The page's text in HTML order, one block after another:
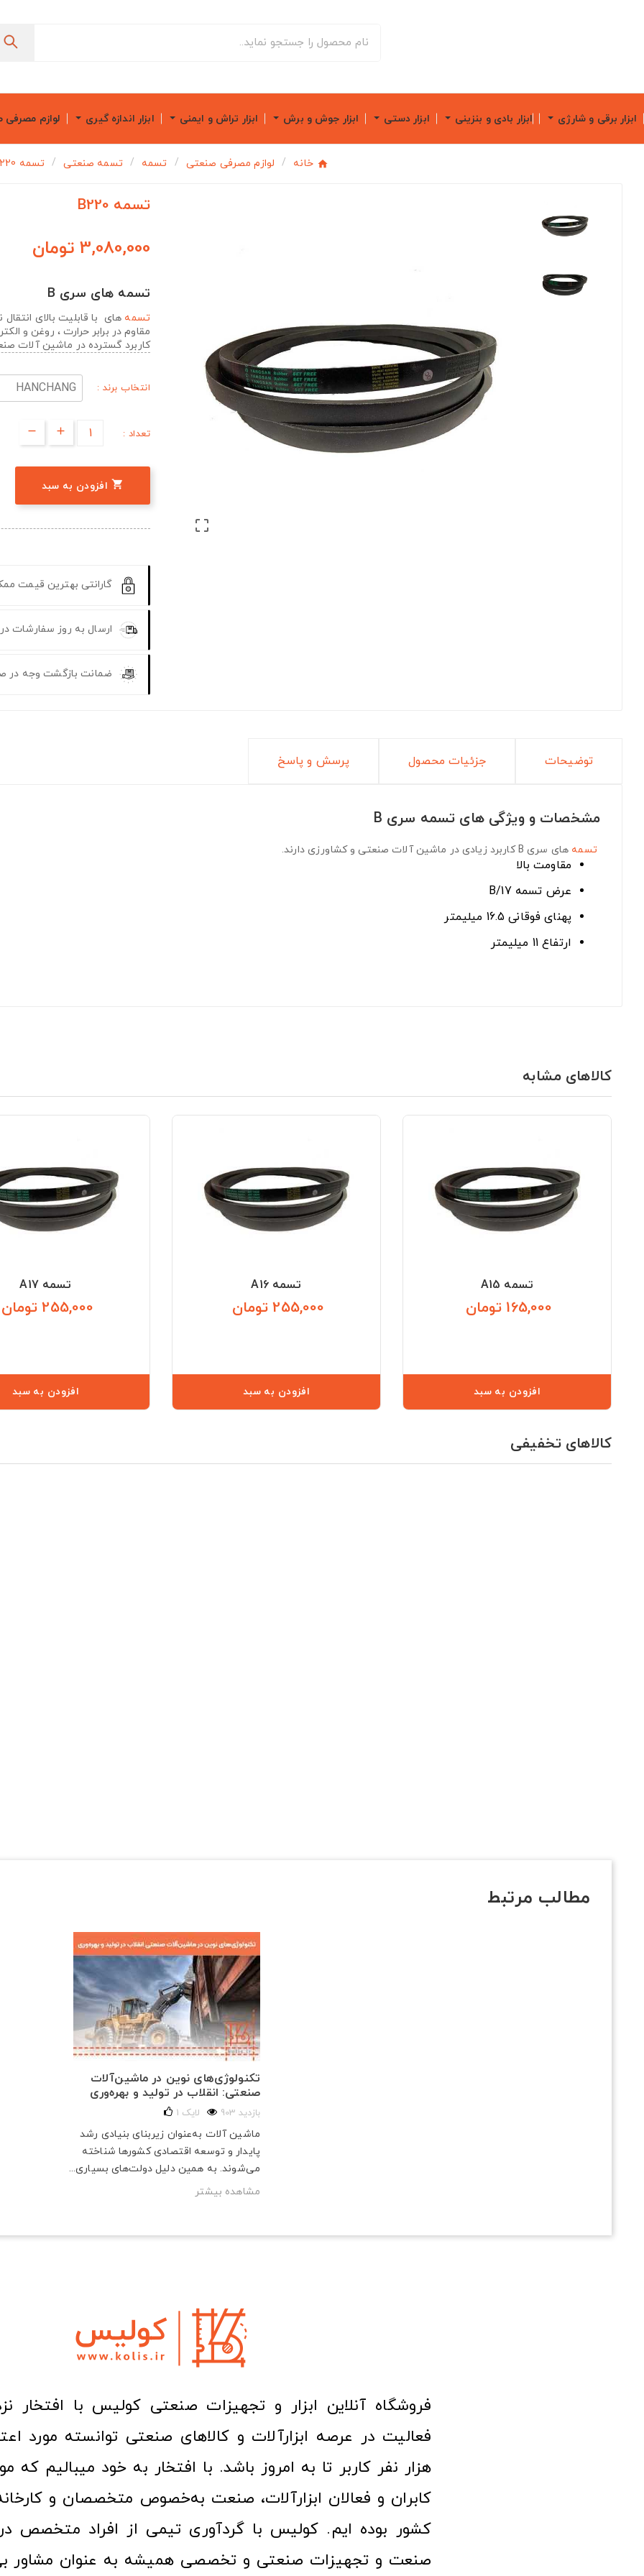
ابزار برقی و شارژی ابزار بادی و بنزینی ابزار دستی ابزار جوش و برش ابزار تراش و ایمنی ابزار اندازه گیری لوازم
خانه لوازم مصرفی صنعتی تسمه تسمه صنعتی تسمه B220

تسمه B220
3,080,000 تومان
تسمه های سری B
تسمه های با قابلیت بالای انتقال
مقاوم در برابر حرارت ، روغن و
کاربرد گسترده در ماشین آلات
انتخاب برند :
تعداد :
 افزودن به سبد
گارانتی بهترین قیمت
ارسال به روز سفارشات
ضمانت بازگشت وجه در
توضیحات جزئیات محصول پرسش و پاسخ
مشخصات و ویژگی های تسمه سری B
تسمه های سری B کاربرد زیادی در ماشین آلات صنعتی و کشاورزی دارند.
مقاومت بالا
عرض تسمه B/17
پهنای فوقانی 16.5 میلیمتر
ارتفاع 11 میلیمتر
کالاهای مشابه
تسمه A15
165,000 تومان
افزودن به سبد
تسمه A16
255,000 تومان
افزودن به سبد
تسمه A17
255,000 تومان
افزودن به سبد
کالاهای تخفیفی
مطالب مرتبط
تکنولوژی‌های نوین در ماشین‌آلات
صنعتی: انقلاب در تولید و بهره‌وری
903 بازدید 1 لایک
ماشین آلات به‌عنوان زیربنای بنیادی رشد
پایدار و توسعه اقتصادی کشورها شناخته
می‌شوند. به همین دلیل دولت‌های بسیاری...
مشاهده بیشتر
هزار نفر کاربر تا به امروز باشد. با افتخار به خود میبالیم که
کابران و فعالان ابزارآلات، صنعت به‌خصوص متخصصان و
کشور بوده ایم. کولیس با گردآوری تیمی از افراد متخصص در
صنعت و تجهیزات صنعتی و تخصصی همیشه به عنوان مشاور